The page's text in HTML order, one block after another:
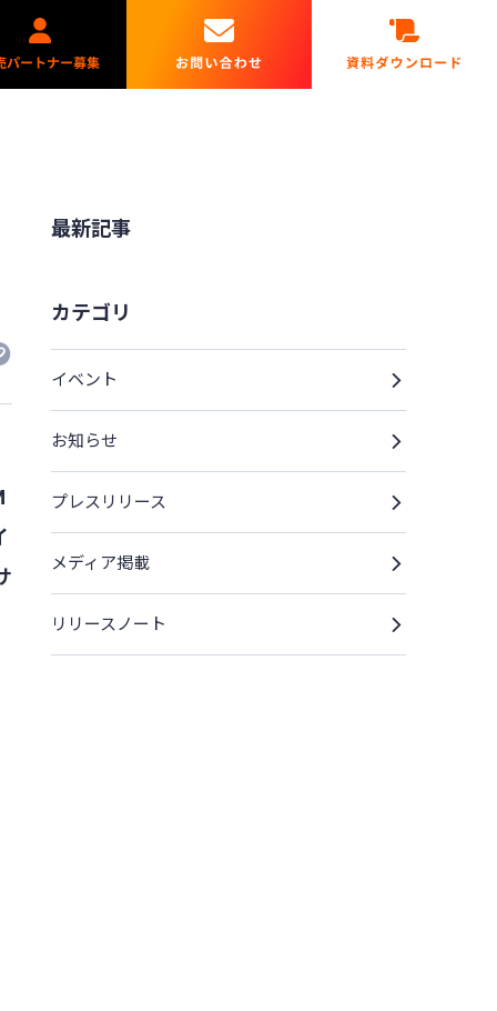
最新記事
カテゴリ
イベント
お知らせ
プレスリリース
メディア掲載
リリースノート